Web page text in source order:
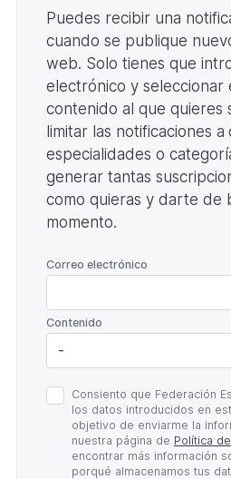
Puedes recibir una
cuando se publique
web. Solo tienes que
electrónico y seleccionar
contenido al que quieres
limitar las notificaciones a
especialidades o
generar tantas
como quieras y darte de
momento.
Correo electrónico
Contenido
Política
de
Privacidad
Consiento que Federación
los datos introducidos en
objetivo de enviarme la
nuestra página de Política
encontrar más información
porqué almacenamos tus